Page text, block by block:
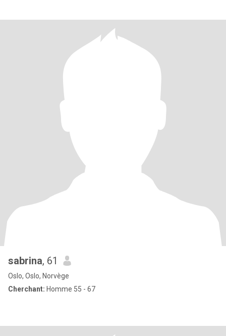
sabrina, 61
Oslo, Oslo, Norvège
Cherchant: Homme 55 - 67